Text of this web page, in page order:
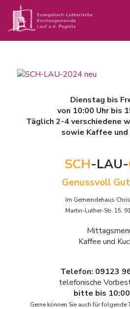
Dienstag bis
von 10:00 Uhr bis
Täglich 2-4 verschiedene
sowie Kaffee und
SCH-LAU-
Genussvoll
Im Gemeindehaus
Martin-Luther-Str. 15,
Kaffee und
Telefon: 09123
telefonische
bitte bis
Gerne können Sie auch für folgende